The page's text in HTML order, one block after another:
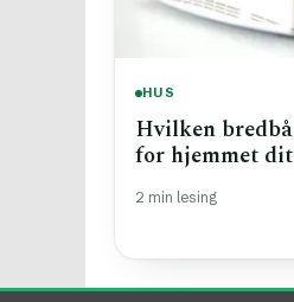
HUS
Hvilken
for hjemmet
2 min lesing